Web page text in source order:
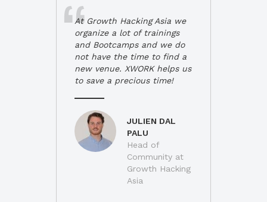
At Growth Hacking Asia we
organize a lot of trainings
and Bootcamps and we do
not have the time to find a
new venue. XWORK helps us
to save a precious time!
JULIEN DAL
PALU
Head of
Community at
Growth Hacking
Asia